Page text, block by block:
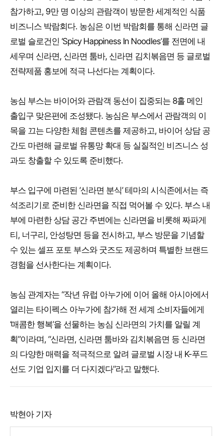
참가하고, 9만 명 이상의 관람객이 방문한 세계적인 식품
비즈니스 박람회다. 농심은 이번 박람회를 통해 신라면 글
로벌 슬로건인 ‘Spicy Happiness In Noodles’를 전면에 내
세우며 신라면, 신라면 툼바, 신라면 김치볶음면 등 글로벌
전략제품 홍보에 적극 나선다는 계획이다.
농심 부스는 바이어와 관람객 동선이 집중되는 8홀 메인
출입구 맞은편에 조성됐다. 농심은 부스에서 관람객의 이
목을 끄는 다양한 체험 콘텐츠를 제공하고, 바이어 상담 공
간도 마련해 글로벌 유통망 확대 등 실질적인 비즈니스 성
과도 창출할 수 있도록 준비했다.
부스 입구에 마련된 ‘신라면 분식’ 테마의 시식존에서는 즉
석조리기로 준비한 신라면을 직접 먹어볼 수 있다. 부스 내
부에 마련한 상담 공간 주변에는 신라면을 비롯해 짜파게
티, 너구리, 안성탕면 등을 전시하고, 부스 방문을 기념할
수 있는 셀프 포토 부스와 굿즈도 제공하며 특별한 브랜드
경험을 선사한다는 계획이다.
농심 관계자는 “작년 유럽 아누가에 이어 올해 아시아에서
열리는 타이펙스 아누가에 참가해 전 세계 소비자들에게
‘매콤한 행복’을 선물하는 농심 신라면의 가치를 알릴 계
획”이라며, “신라면, 신라면 툼바와 김치볶음면 등 신라면
의 다양한 매력을 적극적으로 알려 글로벌 시장 내 K-푸드
선도 기업 입지를 더 다지겠다”라고 말했다.
박현아 기자